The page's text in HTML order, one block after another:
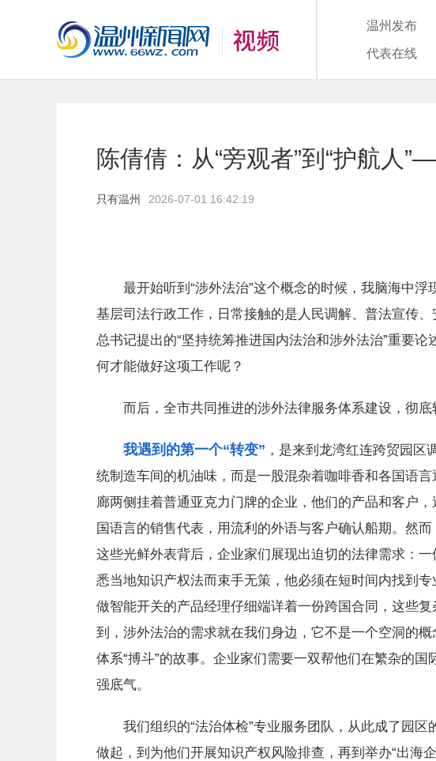
温州发布
代表在线
陈倩倩：从“旁观者”到“护航人
只有温州 2026-07-01 16:42:19
最开始听到“涉外法治”这个概念的时候，我脑海中浮
基层司法行政工作，日常接触的是人民调解、普法宣传、
总书记提出的“坚持统筹推进国内法治和涉外法治”重要
何才能做好这项工作呢？
而后，全市共同推进的涉外法律服务体系建设，彻底
我遇到的第一个“转变” ，是来到龙湾红连跨贸园
统制造车间的机油味，而是一股混杂着咖啡香和各国语
廊两侧挂着普通亚克力门牌的企业，他们的产品和客户
国语言的销售代表，用流利的外语与客户确认船期。然
这些光鲜外表背后，企业家们展现出迫切的法律需求：
悉当地知识产权法而束手无策，他必须在短时间内找到
做智能开关的产品经理仔细端详着一份跨国合同，这些
到，涉外法治的需求就在我们身边，它不是一个空洞的
体系“搏斗”的故事。企业家们需要一双帮他们在繁杂的
强底气。
我们组织的“法治体检”专业服务团队，从此成了园区
做起，到为他们开展知识产权风险排查，再到举办“出海